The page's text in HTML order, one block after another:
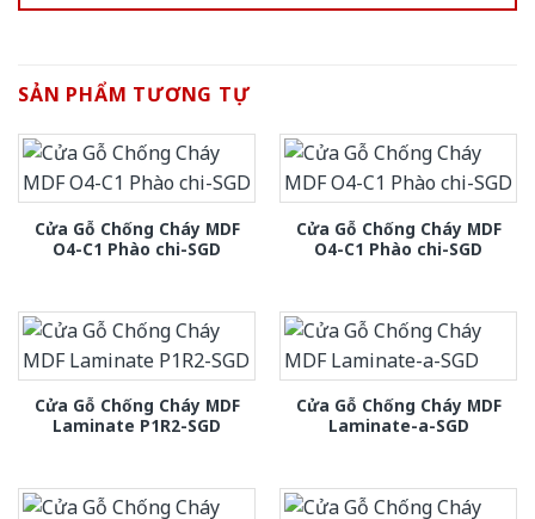
SẢN PHẨM TƯƠNG TỰ
Cửa Gỗ Chống Cháy MDF
O4-C1 Phào chi-SGD
Cửa Gỗ Chống Cháy MDF
O4-C1 Phào chi-SGD
Cửa Gỗ Chống Cháy MDF
Laminate P1R2-SGD
Cửa Gỗ Chống Cháy MDF
Laminate-a-SGD